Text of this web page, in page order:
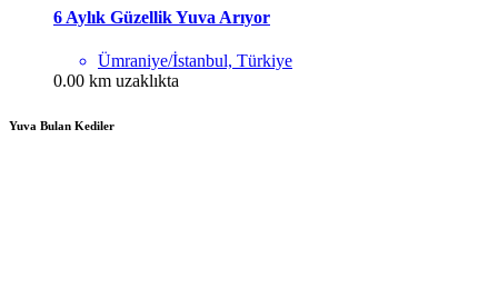
6 Aylık Güzellik Yuva Arıyor
Ümraniye/İstanbul, Türkiye
0.00 km uzaklıkta
Yuva Bulan Kediler